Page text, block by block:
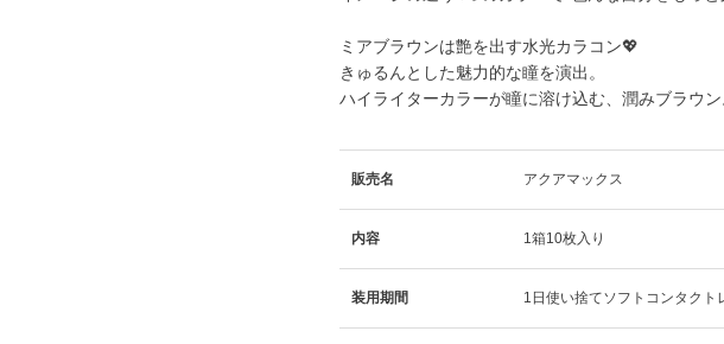
ミアブラウンは艶を出す水光カラコン💖
きゅるんとした魅力的な瞳を演出。
ハイライターカラーが瞳に溶け込む、潤みブラウ
販売名 アクアマックス
内容 1箱10枚入り
装用期間 1日使い捨てソフトコンタクト